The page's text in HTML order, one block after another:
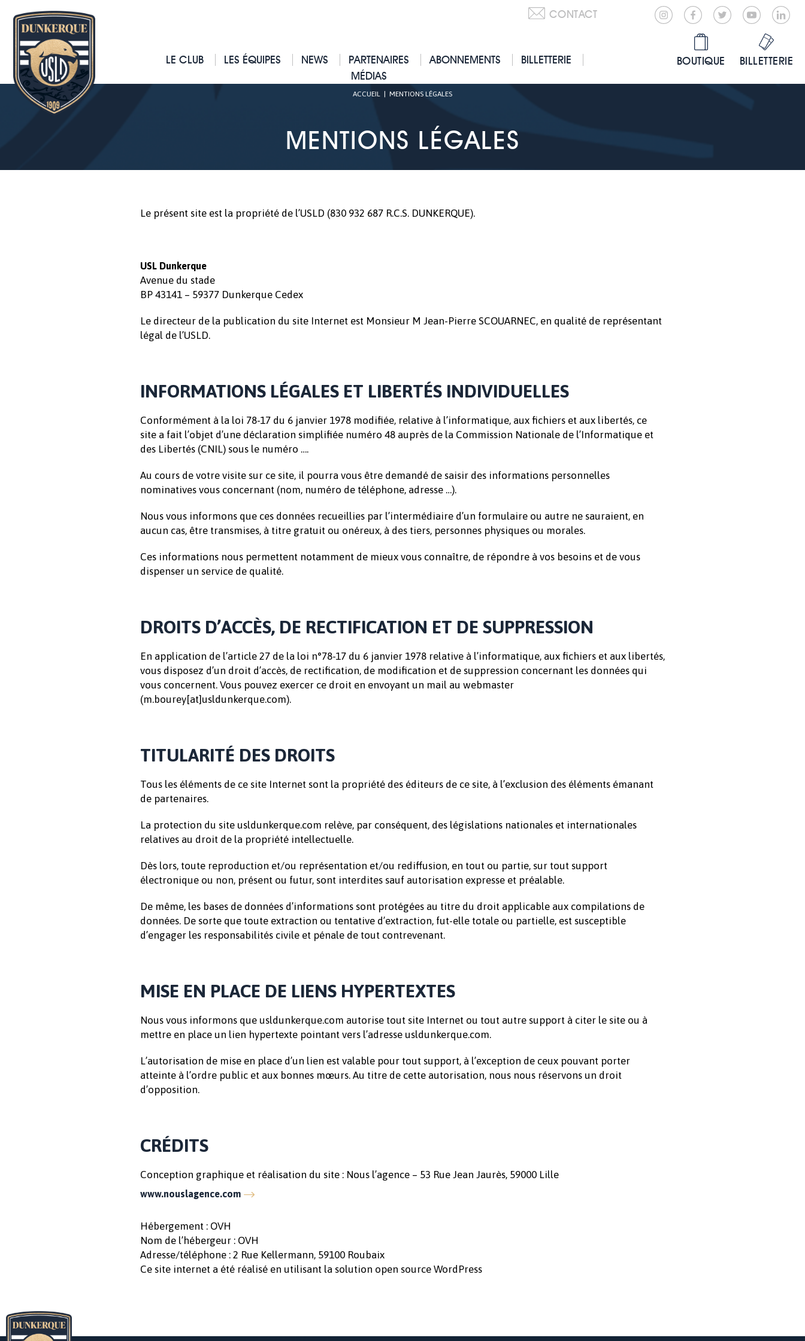
CONTACT
LE CLUB LES ÉQUIPES NEWS PARTENAIRES ABONNEMENTS
BILLETTERIE
MÉDIAS
BOUTIQUE BILLETTERIE
ACCUEIL MENTIONS LÉGALES
MENTIONS LÉGALES
Le présent site est la propriété de l’USLD (830 932 687 R.C.S. DUNKERQUE).
USL Dunkerque
Avenue du stade
BP 43141 – 59377 Dunkerque Cedex
Le directeur de la publication du site Internet est Monsieur M Jean-Pierre SCOUARNEC, en qualité de représentant
légal de l’USLD.
INFORMATIONS LÉGALES ET LIBERTÉS INDIVIDUELLES
Conformément à la loi 78-17 du 6 janvier 1978 modifiée, relative à l’informatique, aux fichiers et aux libertés, ce
site a fait l’objet d’une déclaration simplifiée numéro 48 auprès de la Commission Nationale de l’Informatique et
des Libertés (CNIL) sous le numéro ….
Au cours de votre visite sur ce site, il pourra vous être demandé de saisir des informations personnelles
nominatives vous concernant (nom, numéro de téléphone, adresse …).
Nous vous informons que ces données recueillies par l’intermédiaire d’un formulaire ou autre ne sauraient, en
aucun cas, être transmises, à titre gratuit ou onéreux, à des tiers, personnes physiques ou morales.
Ces informations nous permettent notamment de mieux vous connaître, de répondre à vos besoins et de vous
dispenser un service de qualité.
DROITS D’ACCÈS, DE RECTIFICATION ET DE SUPPRESSION
En application de l’article 27 de la loi n°78-17 du 6 janvier 1978 relative à l’informatique, aux fichiers et aux libertés,
vous disposez d’un droit d’accès, de rectification, de modification et de suppression concernant les données qui
vous concernent. Vous pouvez exercer ce droit en envoyant un mail au webmaster
(m.bourey[at]usldunkerque.com).
TITULARITÉ DES DROITS
Tous les éléments de ce site Internet sont la propriété des éditeurs de ce site, à l’exclusion des éléments émanant
de partenaires.
La protection du site usldunkerque.com relève, par conséquent, des législations nationales et internationales
relatives au droit de la propriété intellectuelle.
Dès lors, toute reproduction et/ou représentation et/ou rediffusion, en tout ou partie, sur tout support
électronique ou non, présent ou futur, sont interdites sauf autorisation expresse et préalable.
De même, les bases de données d’informations sont protégées au titre du droit applicable aux compilations de
données. De sorte que toute extraction ou tentative d’extraction, fut-elle totale ou partielle, est susceptible
d’engager les responsabilités civile et pénale de tout contrevenant.
MISE EN PLACE DE LIENS HYPERTEXTES
Nous vous informons que usldunkerque.com autorise tout site Internet ou tout autre support à citer le site ou à
mettre en place un lien hypertexte pointant vers l’adresse usldunkerque.com.
L’autorisation de mise en place d’un lien est valable pour tout support, à l’exception de ceux pouvant porter
atteinte à l’ordre public et aux bonnes mœurs. Au titre de cette autorisation, nous nous réservons un droit
d’opposition.
CRÉDITS
Conception graphique et réalisation du site : Nous l’agence – 53 Rue Jean Jaurès, 59000 Lille
www.nouslagence.com
Hébergement : OVH
Nom de l’hébergeur : OVH
Adresse/téléphone : 2 Rue Kellermann, 59100 Roubaix
Ce site internet a été réalisé en utilisant la solution open source WordPress